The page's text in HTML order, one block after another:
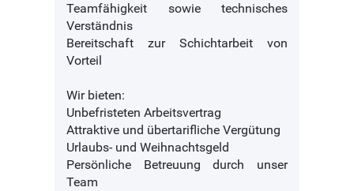
Teamfähigkeit sowie technisches
Verständnis
Bereitschaft zur Schichtarbeit von
Vorteil
Wir bieten:
Unbefristeten Arbeitsvertrag
Attraktive und übertarifliche Vergütung
Urlaubs- und Weihnachtsgeld
Persönliche Betreuung durch unser
Team